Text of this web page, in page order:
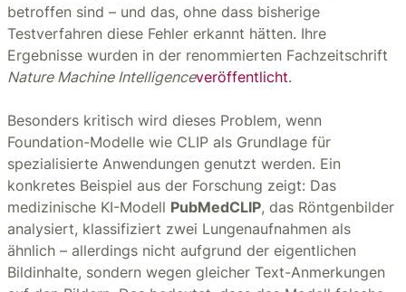
betroffen sind – und das, ohne dass bisherige
Testverfahren diese Fehler erkannt hätten. Ihre
Ergebnisse wurden in der renommierten Fachzeitschrift
Nature Machine Intelligenceveröffentlicht.
Besonders kritisch wird dieses Problem, wenn
Foundation-Modelle wie CLIP als Grundlage für
spezialisierte Anwendungen genutzt werden. Ein
konkretes Beispiel aus der Forschung zeigt: Das
medizinische KI-Modell PubMedCLIP, das Röntgenbilder
analysiert, klassifiziert zwei Lungenaufnahmen als
ähnlich – allerdings nicht aufgrund der eigentlichen
Bildinhalte, sondern wegen gleicher Text-Anmerkungen